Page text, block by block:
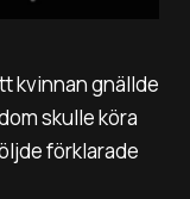
kvinnan gnällde
skulle köra
förklarade